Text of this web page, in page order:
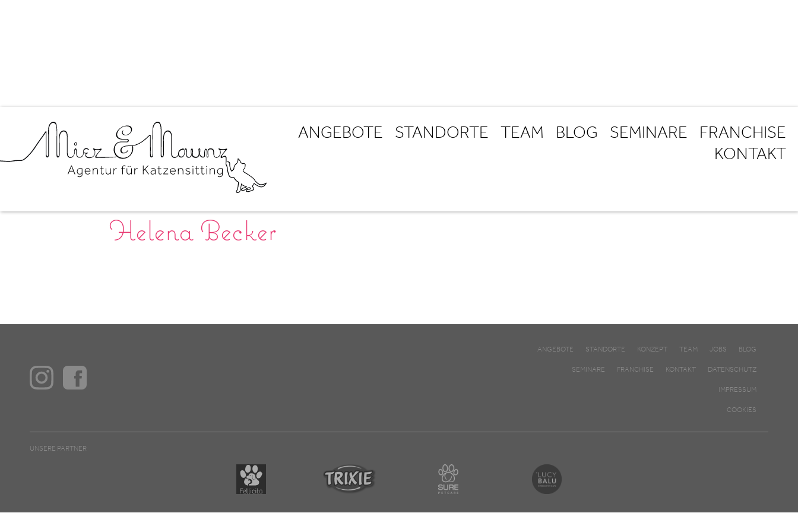
ANGEBOTE STANDORTE TEAM BLOG SEMINARE
FRANCHISE
KONTAKT
Helena Becker
ANGEBOTE STANDORTE KONZEPT TEAM JOBS BLOG
SEMINARE FRANCHISE KONTAKT DATENSCHUTZ
IMPRESSUM
COOKIES
UNSERE PARTNER